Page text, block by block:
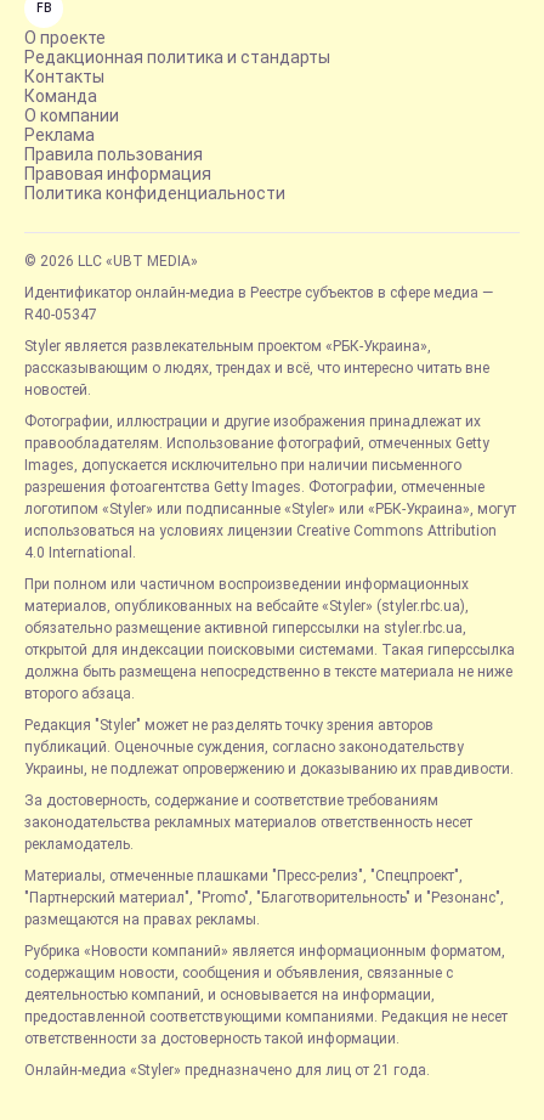
FB
О проекте
Редакционная политика и стандарты
Контакты
Команда
О компании
Реклама
Правила пользования
Правовая информация
Политика конфиденциальности
© 2026 LLC «UBT MEDIA»
Идентификатор онлайн-медиа в Реестре субъектов в сфере медиа —
R40-05347
Styler является развлекательным проектом «РБК-Украина»,
рассказывающим о людях, трендах и всё, что интересно читать вне
новостей.
Фотографии, иллюстрации и другие изображения принадлежат их
правообладателям. Использование фотографий, отмеченных Getty
Images, допускается исключительно при наличии письменного
разрешения фотоагентства Getty Images. Фотографии, отмеченные
логотипом «Styler» или подписанные «Styler» или «РБК-Украина», могут
использоваться на условиях лицензии Creative Commons Attribution
4.0 International.
При полном или частичном воспроизведении информационных
материалов, опубликованных на вебсайте «Styler» (styler.rbc.ua),
обязательно размещение активной гиперссылки на styler.rbc.ua,
открытой для индексации поисковыми системами. Такая гиперссылка
должна быть размещена непосредственно в тексте материала не ниже
второго абзаца.
Редакция "Styler" может не разделять точку зрения авторов
публикаций. Оценочные суждения, согласно законодательству
Украины, не подлежат опровержению и доказыванию их правдивости.
За достоверность, содержание и соответствие требованиям
законодательства рекламных материалов ответственность несет
рекламодатель.
Материалы, отмеченные плашками "Пресс-релиз", "Спецпроект",
"Партнерский материал", "Promo", "Благотворительность" и "Резонанс",
размещаются на правах рекламы.
Рубрика «Новости компаний» является информационным форматом,
содержащим новости, сообщения и объявления, связанные с
деятельностью компаний, и основывается на информации,
предоставленной соответствующими компаниями. Редакция не несет
ответственности за достоверность такой информации.
Онлайн-медиа «Styler» предназначено для лиц от 21 года.